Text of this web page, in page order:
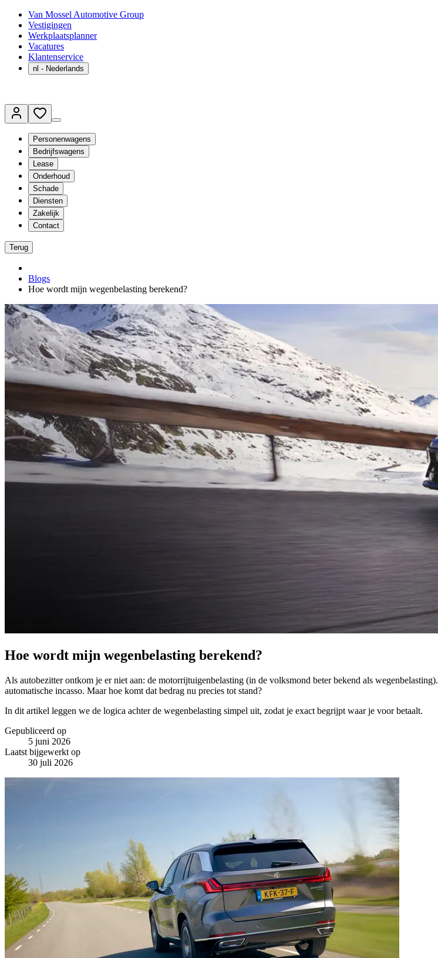
Van Mossel Automotive Group
Vestigingen
Werkplaatsplanner
Vacatures
Klantenservice
nl - Nederlands
Personenwagens
Bedrijfswagens
Lease
Onderhoud
Schade
Diensten
Zakelijk
Contact
Terug
Blogs
Hoe wordt mijn wegenbelasting berekend?
Hoe wordt mijn wegenbelasting berekend?
Als autobezitter ontkom je er niet aan: de motorrijtuigenbelasting (in de volksmond beter bekend als wegenbelasting).
automatische incasso. Maar hoe komt dat bedrag nu precies tot stand?
In dit artikel leggen we de logica achter de wegenbelasting simpel uit, zodat je exact begrijpt waar je voor betaalt.
Gepubliceerd op
5 juni 2026
Laatst bijgewerkt op
30 juli 2026